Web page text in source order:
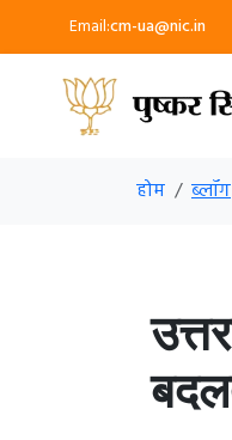
Email:cm-ua@nic.in
होम ब्लॉग